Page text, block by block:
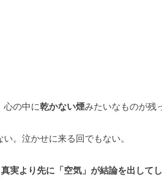
心の中に乾かない煙みたいなものが残
。泣かせに来る回でもない。
真実より先に「空気」が結論を出して